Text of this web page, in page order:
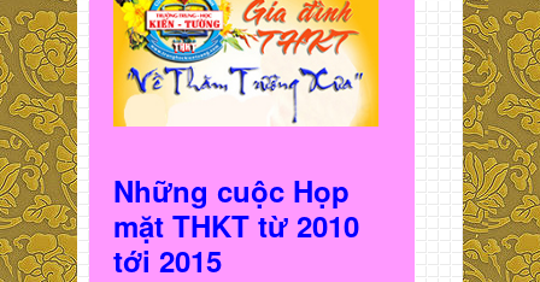
Những cuộc Họp
mặt THKT từ 2010
tới 2015